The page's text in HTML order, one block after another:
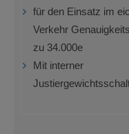
für den Einsatz im
Verkehr
zu 34.000e
Mit interner